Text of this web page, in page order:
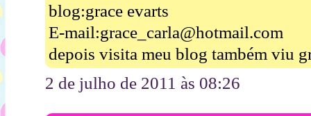
blog:grace evarts
E-mail:grace_carla@hotmail.com
depois visita meu blog também viu
2 de julho de 2011 às 08:26